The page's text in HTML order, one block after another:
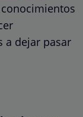
a dejar pasar